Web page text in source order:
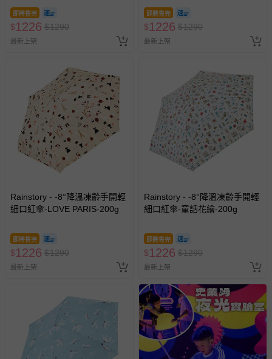
相關的退換貨辦理流程，可詳見：退換貨 & 退款問題
其他常見問題：
區，可能會無法配送，或須依據商品需加收離島運費。廠商
亦保留出貨與否的權利。離島、偏遠地區、樓層親送等加價
費用，可能會另需加收。
商品實際的配達日期，可於訂單個人資料內的查詢訂單內，
已出貨通知之訊息為主。
如您收到商品，請依正常流程檢查是否完好，若商品遇瑕疵
情形，您可申請更換新品或退貨，請見：退貨的辦理流程
式、折價券與購物金的使用、退貨及商品運送方式等有疑
問，你可詳見：媽咪愛客服中心 。
助取消退款事宜。
商品如因「價格、組合」等錯誤原因，導致無法安排出貨，
會主動以簡訊及mail通知訂單取消事宜，並將提供適當補
即將售完
$1226 $1290
最新上架
即將售完
$1226 $1290
最新上架
Rainstory - -8°降溫凍齡手開輕
細口紅傘-LOVE PARIS-200g
即將售完
$1226 $1290
最新上架
Rainstory - -8°降溫凍齡手開輕
細口紅傘-童話花繪-200g
即將售完
$1226 $1290
最新上架